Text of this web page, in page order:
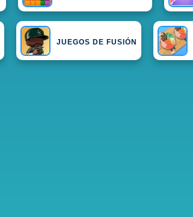
JUEGOS DE FUSIÓN